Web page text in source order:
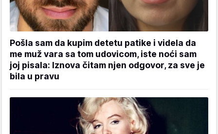
Pošla sam da kupim detetu patike i videla da
me muž vara sa tom udovicom, iste noći sam
joj pisala: Iznova čitam njen odgovor, za sve je
bila u pravu